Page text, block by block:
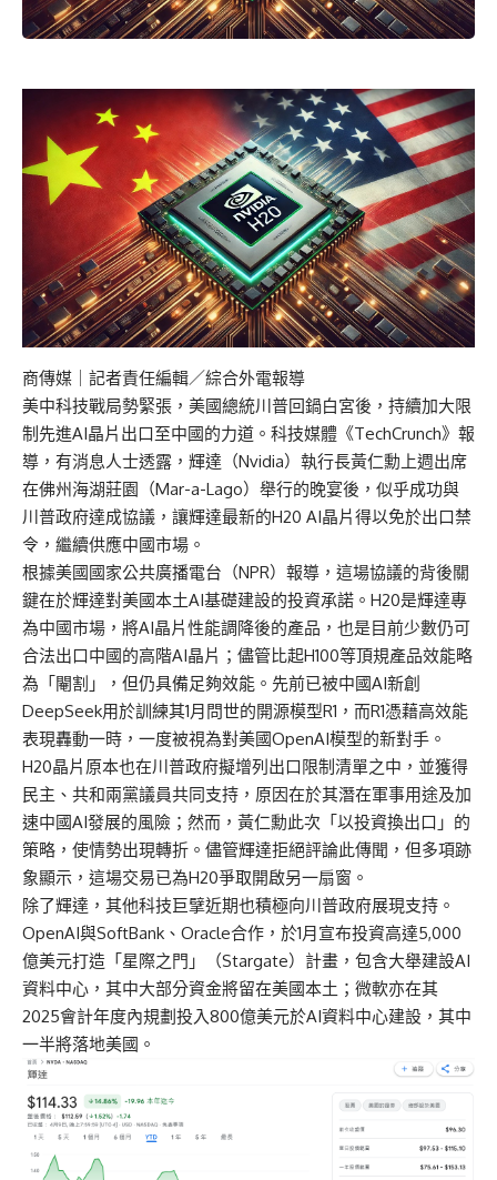
商傳媒 ｜記者責任編輯／綜合外電報導
美中科技戰局勢緊張，美國總統川普回鍋白宮後，持續加大限
制先進AI晶片出口至中國的力道。科技媒體《TechCrunch》報
導，有消息人士透露，輝達（Nvidia）執行長黃仁勳上週出席
在佛州海湖莊園（Mar-a-Lago）舉行的晚宴後，似乎成功與
川普政府達成協議，讓輝達最新的H20 AI晶片得以免於出口禁
令，繼續供應中國市場。
根據美國國家公共廣播電台（NPR）報導，這場協議的背後關
鍵在於輝達對美國本土AI基礎建設的投資承諾。H20是輝達專
為中國市場，將AI晶片性能調降後的產品，也是目前少數仍可
合法出口中國的高階AI晶片；儘管比起H100等頂規產品效能略
為「閹割」，但仍具備足夠效能。先前已被中國AI新創
DeepSeek用於訓練其1月問世的開源模型R1，而R1憑藉高效能
表現轟動一時，一度被視為對美國OpenAI模型的新對手。
H20晶片原本也在川普政府擬增列出口限制清單之中，並獲得
民主、共和兩黨議員共同支持，原因在於其潛在軍事用途及加
速中國AI發展的風險；然而，黃仁勳此次「以投資換出口」的
策略，使情勢出現轉折。儘管輝達拒絕評論此傳聞，但多項跡
象顯示，這場交易已為H20爭取開啟另一扇窗。
除了輝達，其他科技巨擘近期也積極向川普政府展現支持。
OpenAI與SoftBank、Oracle合作，於1月宣布投資高達5,000
億美元打造「星際之門」（Stargate）計畫，包含大舉建設AI
資料中心，其中大部分資金將留在美國本土；微軟亦在其
2025會計年度內規劃投入800億美元於AI資料中心建設，其中
一半將落地美國。